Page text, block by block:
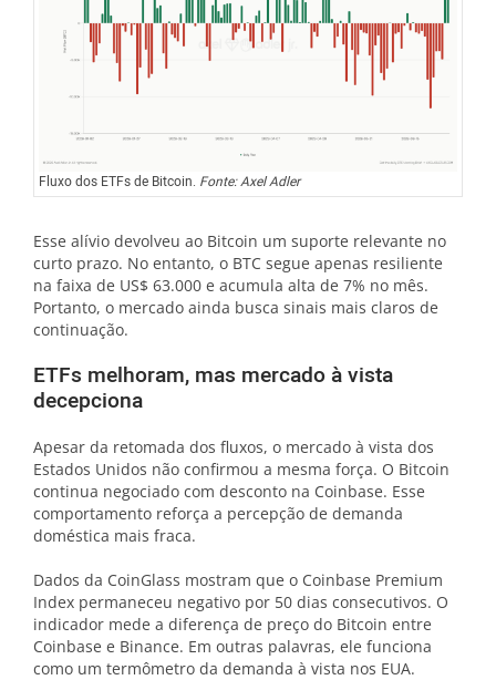
Fluxo dos ETFs de Bitcoin. Fonte: Axel Adler
Esse alívio devolveu ao Bitcoin um suporte relevante no
curto prazo. No entanto, o BTC segue apenas resiliente
na faixa de US$ 63.000 e acumula alta de 7% no mês.
Portanto, o mercado ainda busca sinais mais claros de
continuação.
ETFs melhoram, mas mercado à vista
decepciona
Apesar da retomada dos fluxos, o mercado à vista dos
Estados Unidos não confirmou a mesma força. O Bitcoin
continua negociado com desconto na Coinbase. Esse
comportamento reforça a percepção de demanda
doméstica mais fraca.
Dados da CoinGlass mostram que o Coinbase Premium
Index permaneceu negativo por 50 dias consecutivos. O
indicador mede a diferença de preço do Bitcoin entre
Coinbase e Binance. Em outras palavras, ele funciona
como um termômetro da demanda à vista nos EUA.